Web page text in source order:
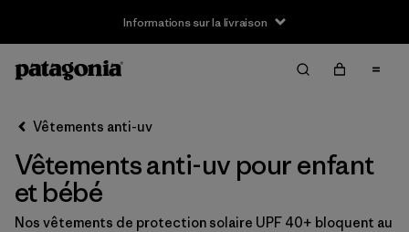
Informations sur la livraison
Vêtements anti-uv
Vêtements anti-uv pour enfant
et bébé
Nos vêtements de protection solaire UPF 40+ bloquent au